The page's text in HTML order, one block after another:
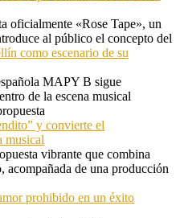
oficialmente «Rose Tape», un
al público el concepto del
como escenario de su
MAPY B sigue
de la escena musical
y convierte el
musical
vibrante que combina
acompañada de una producción
prohibido en un éxito